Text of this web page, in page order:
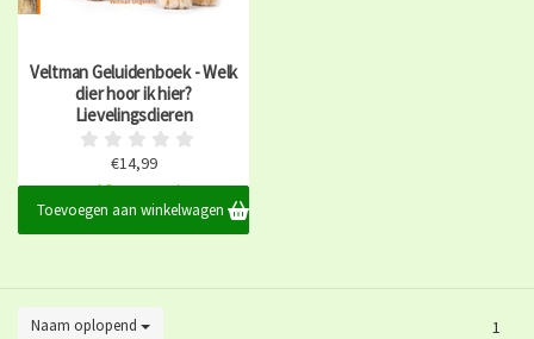
Veltman Geluidenboek - Welk
dier hoor ik hier?
Lievelingsdieren
€14,99
Op voorraad
Toevoegen aan winkelwagen
Naam oplopend 1